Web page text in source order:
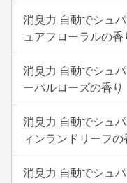
消臭力 自動でシュ
ュアフローラルの香
消臭力 自動でシュ
ーバルローズの香り
消臭力 自動でシュ
ィンランドリーフの
消臭力 自動でシュ